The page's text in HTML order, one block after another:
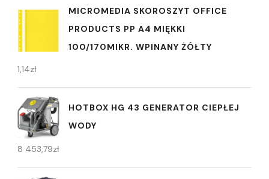
MICROMEDIA SKOROSZYT OFFICE
PRODUCTS PP A4 MIĘKKI
100/170MIKR. WPINANY ŻÓŁTY
1,14zł
HOTBOX HG 43 GENERATOR CIEPŁEJ
WODY
8 453,79zł